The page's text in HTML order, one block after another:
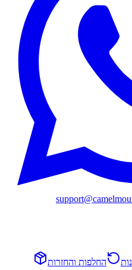
החלפות והחזרות